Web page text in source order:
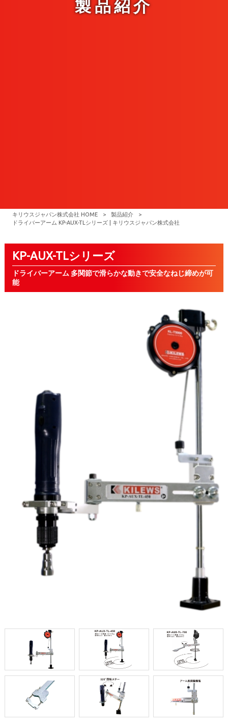
製品紹介
キリウスジャパン株式会社 HOME > 製品紹介
>
ドライバーアーム KP-AUX-TLシリーズ | キリウスジャパン株式会社
KP-AUX-TLシリーズ
ドライバーアーム 多関節で滑らかな動きで安全なねじ締めが可
能